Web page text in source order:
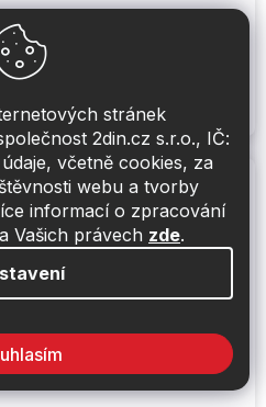
stránek
2din.cz s.r.o., IČ:
včetně cookies, za
webu a tvorby
informací o zpracování
Vašich právech zde.
1200W, RMS 200W